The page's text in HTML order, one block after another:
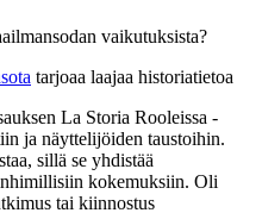
vaikutuksista?
tarjoaa laajaa historiatietoa
La Storia Rooleissa -
ja näyttelijöiden taustoihin.
sillä se yhdistää
kokemuksiin. Oli
tai kiinnostus